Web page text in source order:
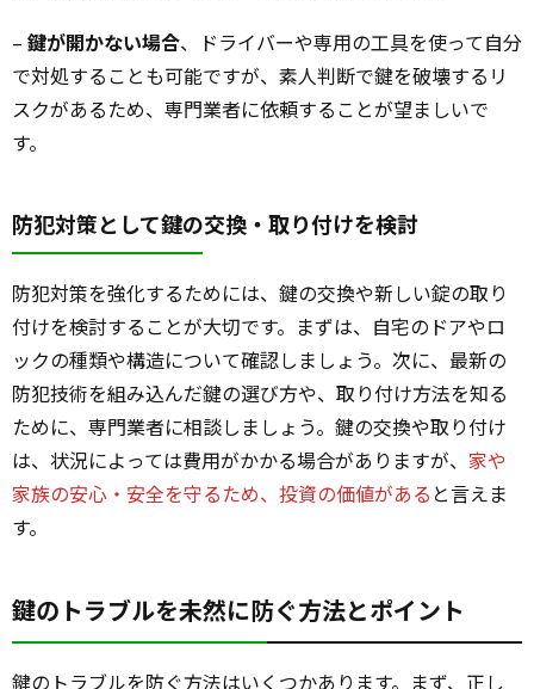
– 鍵が開かない場合、ドライバーや専用の工具を使って自分
で対処することも可能ですが、素人判断で鍵を破壊するリ
スクがあるため、専門業者に依頼することが望ましいで
す。
防犯対策として鍵の交換・取り付けを検討
防犯対策を強化するためには、鍵の交換や新しい錠の取り
付けを検討することが大切です。まずは、自宅のドアやロ
ックの種類や構造について確認しましょう。次に、最新の
防犯技術を組み込んだ鍵の選び方や、取り付け方法を知る
ために、専門業者に相談しましょう。鍵の交換や取り付け
は、状況によっては費用がかかる場合がありますが、 家や
家族の安心・安全を守るため、投資の価値がある と言えま
す。
鍵のトラブルを未然に防ぐ方法とポイント
鍵のトラブルを防ぐ方法はいくつかあります。まず、正し